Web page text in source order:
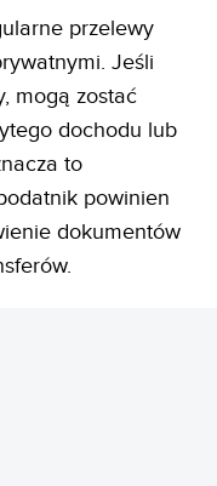
przelewy
Jeśli
mogą zostać
dochodu lub
to
powinien
dokumentów